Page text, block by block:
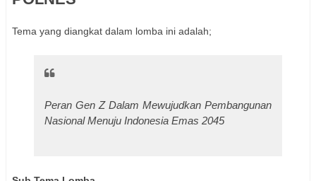
Tema yang diangkat dalam lomba ini adalah;
Peran Gen Z Dalam Mewujudkan Pembangunan
Nasional Menuju Indonesia Emas 2045